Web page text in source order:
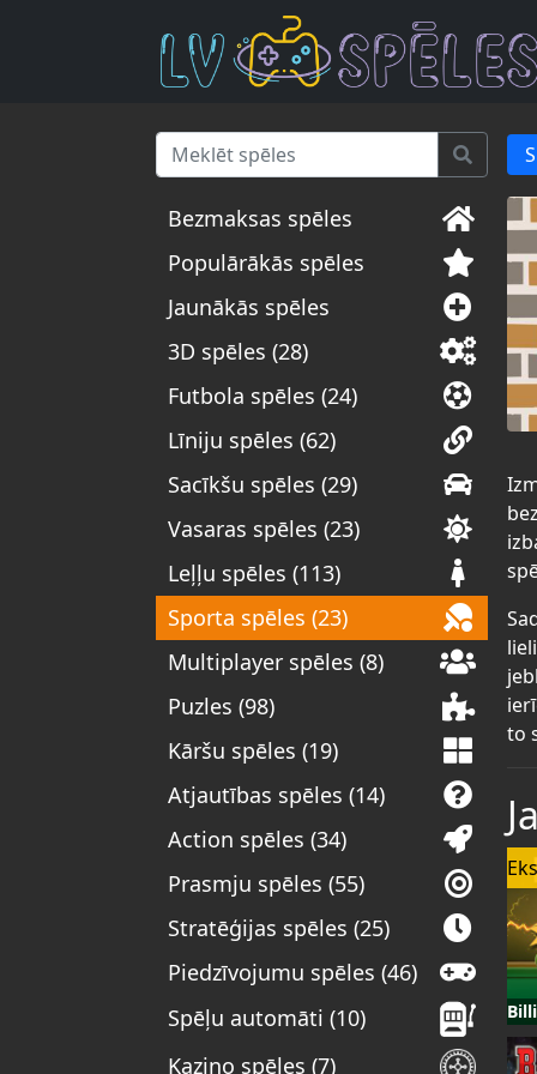
Bezmaksas spēles
Populārākās spēles
Jaunākās spēles
3D spēles (28)
Futbola spēles (24)
Līniju spēles (62)
Sacīkšu spēles (29)
Vasaras spēles (23)
Leļļu spēles (113)
Sporta spēles (23)
Multiplayer spēles (8)
Puzles (98)
Kāršu spēles (19)
Atjautības spēles (14)
Action spēles (34)
Prasmju spēles (55)
Stratēģijas spēles (25)
Piedzīvojumu spēles (46)
Spēļu automāti (10)
Kazino spēles (7)
to